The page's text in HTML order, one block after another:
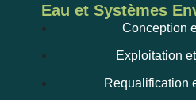
Eau et Systèmes
Conception
Exploitation
Requalification